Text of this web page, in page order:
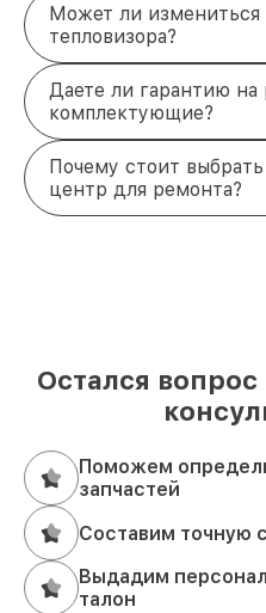
Может ли
тепловизора?
Даете ли гарантию на
комплектующие?
Почему стоит
центр для ремонта?
Остался
Поможем
запчастей
Составим точную
Выдадим
талон